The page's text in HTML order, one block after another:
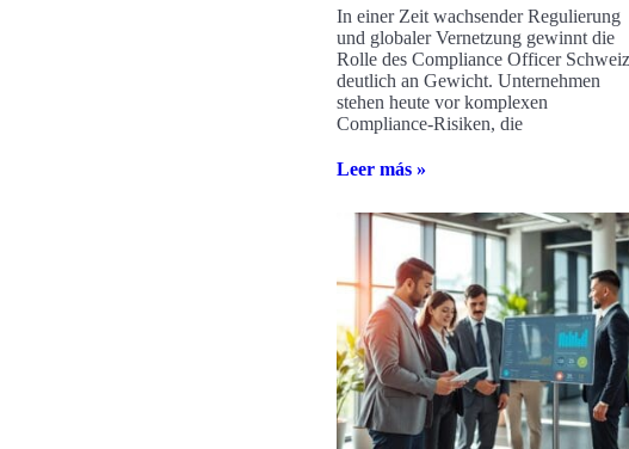
In einer Zeit wachsender Regulierung
und globaler Vernetzung gewinnt die
Rolle des Compliance Officer Schweiz
deutlich an Gewicht. Unternehmen
stehen heute vor komplexen
Compliance-Risiken, die
Leer más »